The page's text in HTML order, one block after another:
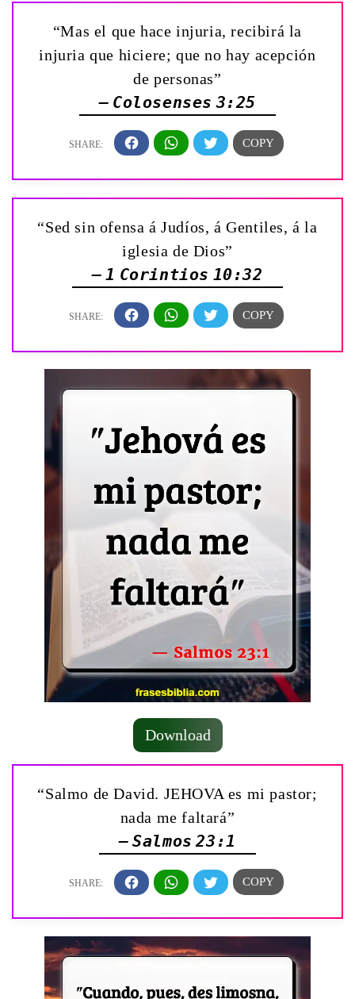
“Mas el que hace injuria, recibirá la
injuria que hiciere; que no hay acepción
de personas”
— Colosenses 3:25
“Sed sin ofensa á Judíos, á Gentiles, á la
iglesia de Dios”
— 1 Corintios 10:32
Download
“Salmo de David. JEHOVA es mi pastor;
nada me faltará”
— Salmos 23:1